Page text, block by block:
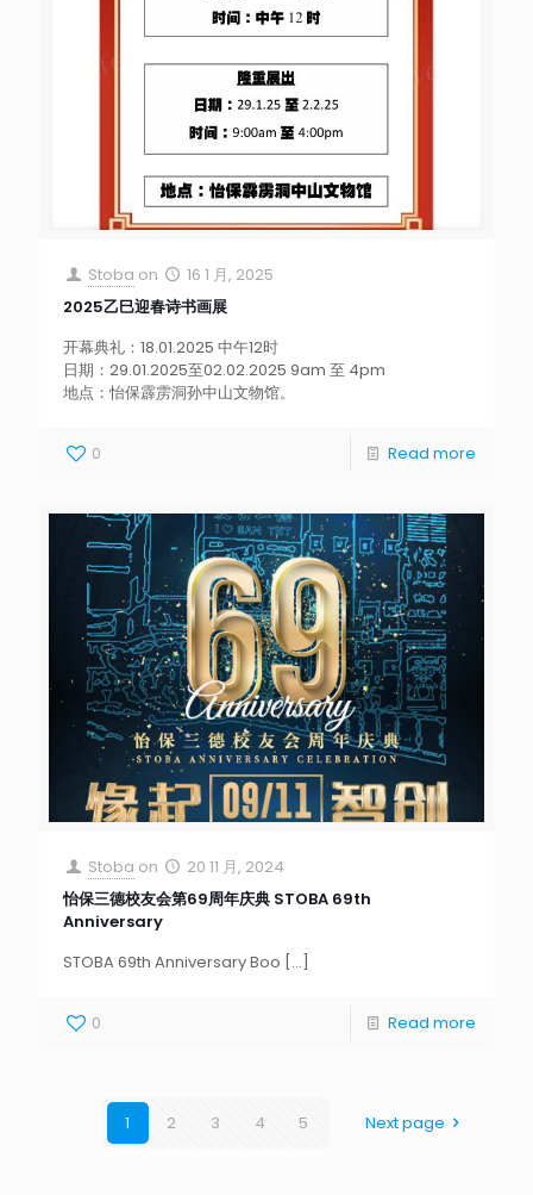
Stoba on
16 1 月, 2025
2025乙巳迎春诗书画展
开幕典礼：18.01.2025 中午12时
日期：29.01.2025至02.02.2025 9am 至 4pm
地点：怡保霹雳洞孙中山文物馆。
0 Read more
Stoba on
20 11 月, 2024
怡保三德校友会第69周年庆典 STOBA 69th
Anniversary
STOBA 69th Anniversary Boo […]
0 Read more
1 2 3 4 5 Next page